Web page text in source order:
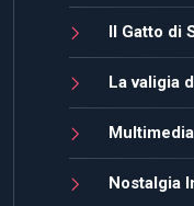
Il Gatto di
La valigia
Nostalgia